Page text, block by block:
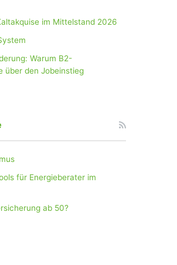
im Mittelstand 2026
Warum B2-
über den Jobeinstieg
für Energieberater im
ab 50?